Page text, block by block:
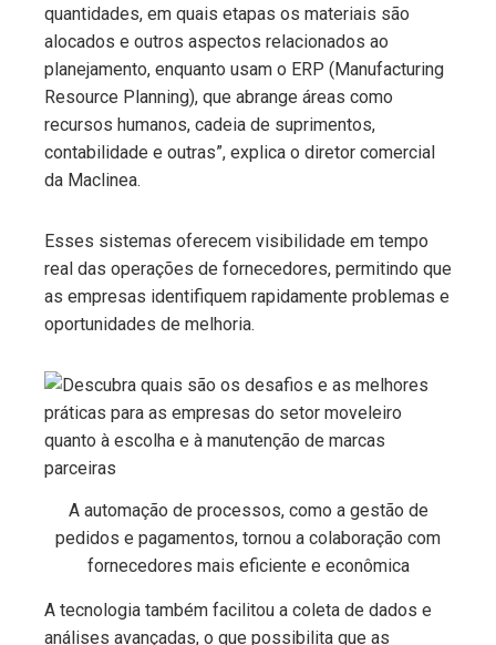
quantidades, em quais etapas os materiais são
alocados e outros aspectos relacionados ao
planejamento, enquanto usam o ERP (Manufacturing
Resource Planning), que abrange áreas como
recursos humanos, cadeia de suprimentos,
contabilidade e outras”, explica o diretor comercial
da Maclinea.
Esses sistemas oferecem visibilidade em tempo
real das operações de fornecedores, permitindo que
as empresas identifiquem rapidamente problemas e
oportunidades de melhoria.
A automação de processos, como a gestão de
pedidos e pagamentos, tornou a colaboração com
fornecedores mais eficiente e econômica
A tecnologia também facilitou a coleta de dados e
análises avançadas, o que possibilita que as